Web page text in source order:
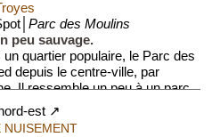
Parc des Moulins
peu sauvage.
un quartier populaire, le Parc des
depuis le centre-ville, par
Il ressemble un peu à un parc,
est ↗
NUISEMENT